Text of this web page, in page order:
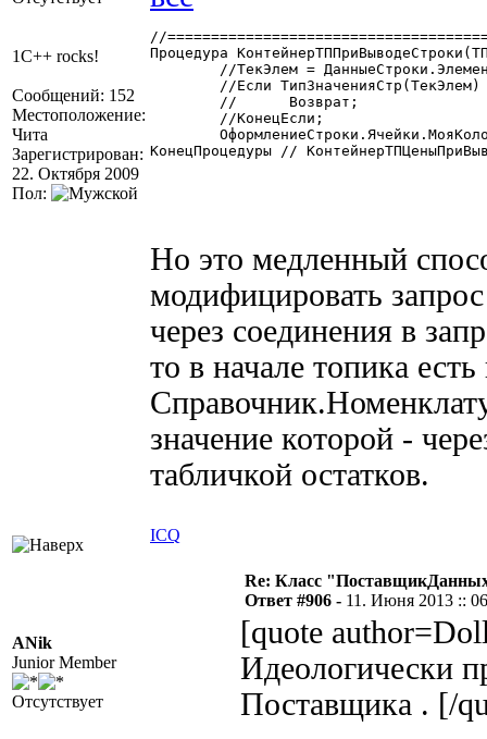
1C++ rocks!
Сообщений: 152
Местоположение:
Чита
Зарегистрирован:
22. Октября 2009
Пол:
//
Процедура
КонецПроцедуры //
Но это медленный
модифицировать
через соединения в
то в начале топика
значение которой -
табличкой остатков.
ICQ
ANik
Junior Member
Отсутствует
Re: Класс
Ответ #906 - 11. Июня 2013 ::
[quote
Идеологически
Поставщика . [/